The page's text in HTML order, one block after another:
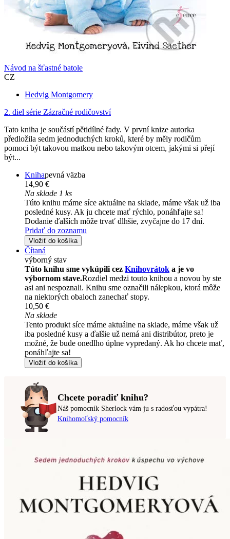
Návod na šťastné batole
CZ
Hedvig Montgomery
2. diel série Zázračné rodičovství
Tato kniha je součástí pětidílné řady. V první knize autorka
předložila sedm jednoduchých kroků, které by měly rodičům
pomoci být takovou matkou nebo takovým otcem, jakými si přejí
být...
Knihapevná väzba
14,90 €
Na sklade 1 ks
Túto knihu máme síce aktuálne na sklade, máme však už iba
posledné kusy. Ak ju chcete mať rýchlo, ponáhľajte sa!
Dodanie ďalších môže trvať dlhšie, zvyčajne do 17 dní.
Pridať do zoznamu
Vložiť do košíka
Čítaná
výborný stav
Túto knihu sme vykúpili cez Knihovrátok a je vo
výbornom stave.Rozdiel medzi touto knihou a novou by ste
asi ani nespoznali. Knihu sme označili nálepkou, ktorá môže
na niektorých obaloch zanechať stopy.
10,50 €
Na sklade
Tento produkt síce máme aktuálne na sklade, máme však už
iba posledné kusy a ďalšie už nemá ani distribútor, preto je
možné, že bude onedlho úplne vypredaný. Ak ho chcete mať,
ponáhľajte sa!
Vložiť do košíka
Chcete poradiť knihu?
Náš pomocník Sherlock vám ju s radosťou vypátra!
Knihomoľský pomocník